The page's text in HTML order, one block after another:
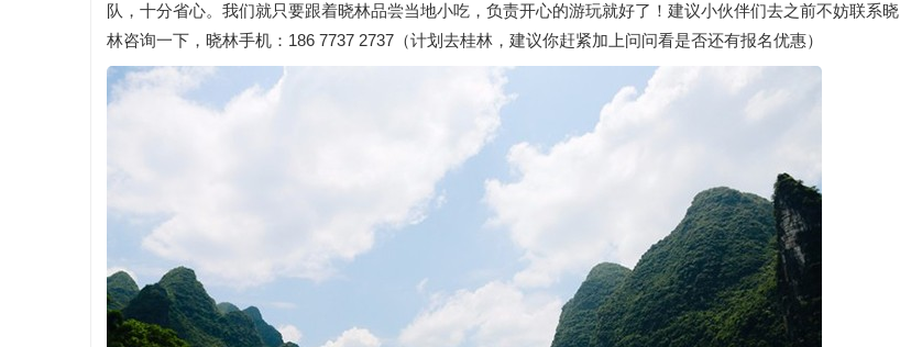
队，十分省心。我们就只要跟着晓林品尝当地小吃，负责开心的游玩就好了！建议小伙伴们去之前不妨联系晓
林咨询一下，晓林手机：186 7737 2737（计划去桂林，建议你赶紧加上问问看是否还有报名优惠）